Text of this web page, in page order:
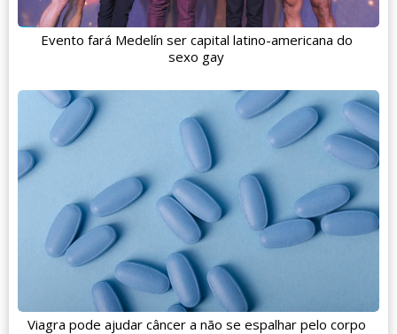
Evento fará Medelín ser capital latino-americana do
sexo gay
Viagra pode ajudar câncer a não se espalhar pelo corpo